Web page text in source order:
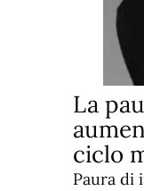
La
ciclo
Paura di